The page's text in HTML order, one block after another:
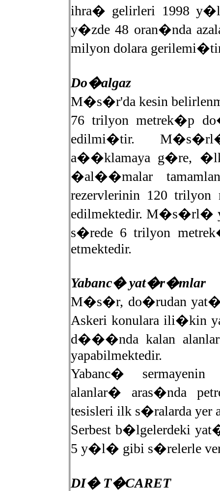
ihra� gelirleri 1998
y�zde 48 oran�nda
milyon dolara
Do�algaz
M�s�r'da kesin
76 trilyon metrek�p
edilmi�tir.
a��klamaya g�re,
�al��malar
rezervlerinin 120
edilmektedir. M�s�rl�
s�rede 6 trilyon
etmektedir.
Yabanc� yat�r�mlar
M�s�r, do�rudan
Askeri konulara ili�kin
d���nda kalan
yapabilmektedir.
Yabanc�
alanlar� aras�nda
tesisleri ilk s�ralarda yer
Serbest b�lgelerdeki
5 y�l� gibi s�relerle
DI� T�CARET